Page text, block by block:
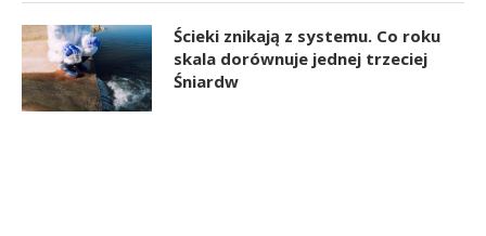
Ścieki znikają z systemu. Co roku
skala dorównuje jednej trzeciej
Śniardw